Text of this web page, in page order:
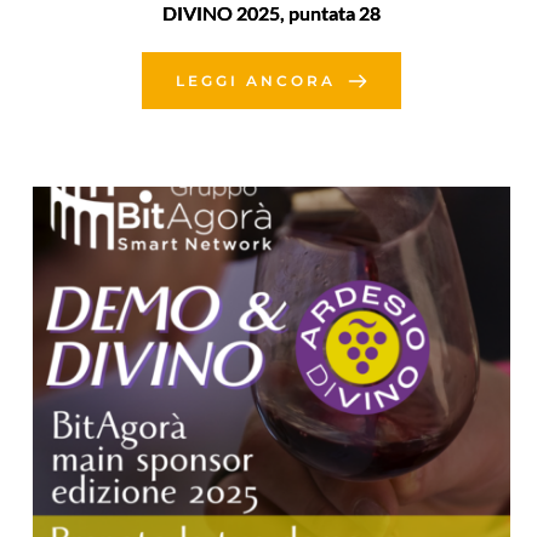
DIVINO 2025, puntata 28
LEGGI ANCORA